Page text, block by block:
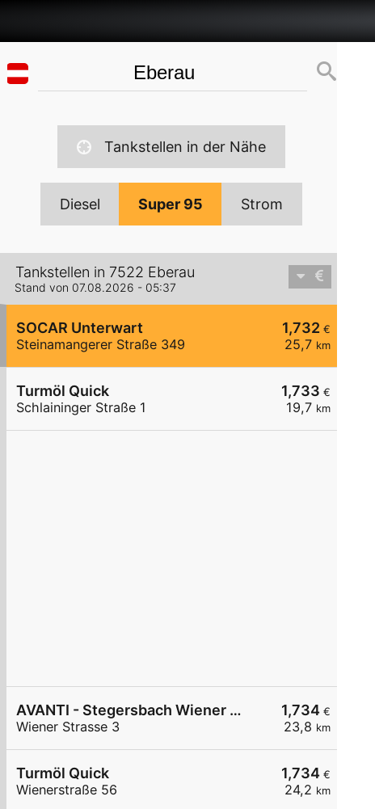
Tankstellen in der Nähe
Diesel Super 95 Strom
Tankstellen in 7522 Eberau
Stand von 07.08.2026 - 05:37
1,732 €
25,7 km
SOCAR Unterwart
Steinamangerer Straße 349
1,733 €
19,7 km
Turmöl Quick
Schlaininger Straße 1
1,734 €
23,8 km
AVANTI - Stegersbach Wiener Straße 3
Wiener Strasse 3
1,734 €
24,2 km
Turmöl Quick
Wienerstraße 56